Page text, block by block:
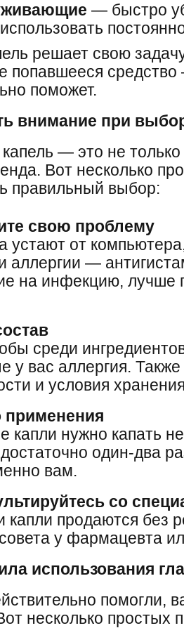
— быстро
решает свою
попавшееся
поможет.
внимание при
— это не
Вот несколько
правильный выбор:
свою проблему
устают от
аллергии —
на инфекцию, лучше
среди
у вас аллергия.
и условия
применения
капли нужно капать
один-два
вам.
со
капли продаются без
у фармацевта
использования
помогли,
несколько простых